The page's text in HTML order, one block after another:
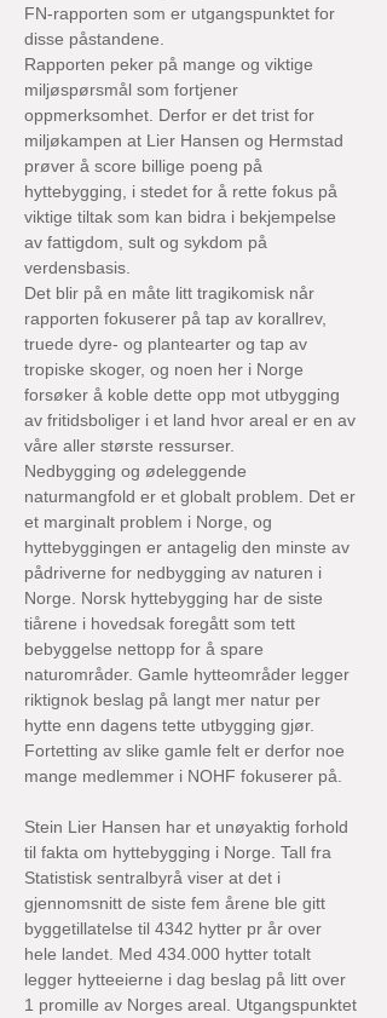
FN-rapporten som er utgangspunktet for
disse påstandene.
Rapporten peker på mange og viktige
miljøspørsmål som fortjener
oppmerksomhet. Derfor er det trist for
miljøkampen at Lier Hansen og Hermstad
prøver å score billige poeng på
hyttebygging, i stedet for å rette fokus på
viktige tiltak som kan bidra i bekjempelse
av fattigdom, sult og sykdom på
verdensbasis.
Det blir på en måte litt tragikomisk når
rapporten fokuserer på tap av korallrev,
truede dyre- og plantearter og tap av
tropiske skoger, og noen her i Norge
forsøker å koble dette opp mot utbygging
av fritidsboliger i et land hvor areal er en av
våre aller største ressurser.
Nedbygging og ødeleggende
naturmangfold er et globalt problem. Det er
et marginalt problem i Norge, og
hyttebyggingen er antagelig den minste av
pådriverne for nedbygging av naturen i
Norge. Norsk hyttebygging har de siste
tiårene i hovedsak foregått som tett
bebyggelse nettopp for å spare
naturområder. Gamle hytteområder legger
riktignok beslag på langt mer natur per
hytte enn dagens tette utbygging gjør.
Fortetting av slike gamle felt er derfor noe
mange medlemmer i NOHF fokuserer på.
Stein Lier Hansen har et unøyaktig forhold
til fakta om hyttebygging i Norge. Tall fra
Statistisk sentralbyrå viser at det i
gjennomsnitt de siste fem årene ble gitt
byggetillatelse til 4342 hytter pr år over
hele landet. Med 434.000 hytter totalt
legger hytteeierne i dag beslag på litt over
1 promille av Norges areal. Utgangspunktet